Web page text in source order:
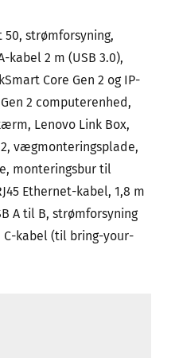
50, strømforsyning,
kabel 2 m (USB 3.0),
Core Gen 2 og IP-
2 computerenhed,
Lenovo Link Box,
vægmonteringsplade,
monteringsbur til
Ethernet-kabel, 1,8 m
A til B, strømforsyning
C-kabel (til bring-your-